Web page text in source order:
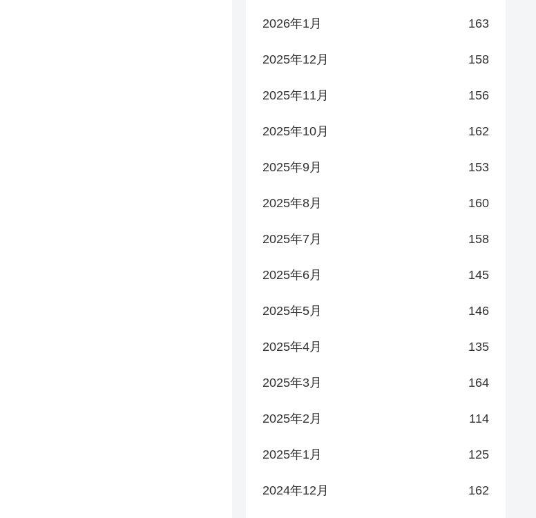
2026年1月 163
2025年12月 158
2025年11月 156
2025年10月 162
2025年9月 153
2025年8月 160
2025年7月 158
2025年6月 145
2025年5月 146
2025年4月 135
2025年3月 164
2025年2月 114
2025年1月 125
2024年12月 162